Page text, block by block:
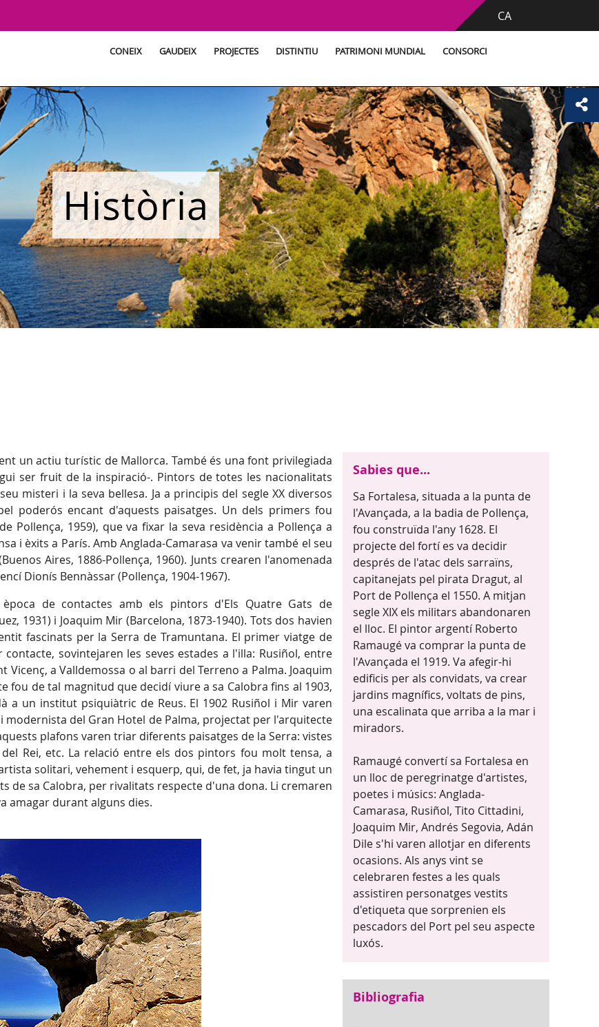
CA
CONEIX GAUDEIX PROJECTES DISTINTIU PATRIMONI MUNDIAL CONSORCI
Història
un actiu turístic de Mallorca. També és una font privilegiada
ser fruit de la inspiració-. Pintors de totes les nacionalitats
misteri i la seva bellesa. Ja a principis del segle XX diversos
poderós encant d'aquests paisatges. Un dels primers fou
Pollença, 1959), que va fixar la seva residència a Pollença a
i èxits a París. Amb Anglada-Camarasa va venir també el seu
Aires, 1886-Pollença, 1960). Junts crearen l'anomenada
Dionís Bennàssar (Pollença, 1904-1967).
època de contactes amb els pintors d'Els Quatre Gats de
1931) i Joaquim Mir (Barcelona, 1873-1940). Tots dos havien
fascinats per la Serra de Tramuntana. El primer viatge de
sovintejaren les seves estades a l'illa: Rusiñol, entre
Vicenç, a Valldemossa o al barri del Terreno a Palma. Joaquim
fou de tal magnitud que decidí viure a sa Calobra fins al 1903,
a un institut psiquiàtric de Reus. El 1902 Rusiñol i Mir varen
del Gran Hotel de Palma, projectat per l'arquitecte
plafons varen triar diferents paisatges de la Serra: vistes
Rei, etc. La relació entre els dos pintors fou molt tensa, a
solitari, vehement i esquerp, qui, de fet, ja havia tingut un
de sa Calobra, per rivalitats respecte d'una dona. Li cremaren
amagar durant alguns dies.
Sabies que...
Sa Fortalesa, situada a la punta de
l'Avançada, a la badia de Pollença,
fou construïda l'any 1628. El
projecte del fortí es va decidir
després de l'atac dels sarraïns,
capitanejats pel pirata Dragut, al
Port de Pollença el 1550. A mitjan
segle XIX els militars abandonaren
el lloc. El pintor argentí Roberto
Ramaugé va comprar la punta de
l'Avançada el 1919. Va afegir-hi
edificis per als convidats, va crear
jardins magnífics, voltats de pins,
una escalinata que arriba a la mar i
miradors.
Ramaugé convertí sa Fortalesa en
un lloc de peregrinatge d'artistes,
poetes i músics: Anglada-
Camarasa, Rusiñol, Tito Cittadini,
Joaquim Mir, Andrés Segovia, Adán
Dile s'hi varen allotjar en diferents
ocasions. Als anys vint se
celebraren festes a les quals
assistiren personatges vestits
d'etiqueta que sorprenien els
pescadors del Port pel seu aspecte
luxós.
Bibliografia